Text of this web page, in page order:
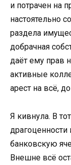
и потрачен на
настоятельно
раздела
добрачная
даёт ему прав
активные
арест на всё,
Я кивнула. В
банковскую
Внешне всё